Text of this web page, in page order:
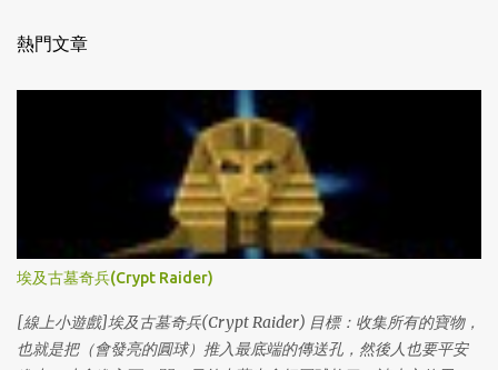
熱門文章
埃及古墓奇兵(Crypt Raider)
[線上小遊戲]埃及古墓奇兵(Crypt Raider) 目標：收集所有的寶物，
也就是把（會發亮的圓球）推入最底端的傳送孔，然後人也要平安